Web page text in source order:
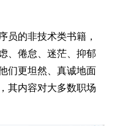
员的非技术类书籍，
、倦怠、迷茫、抑郁
们更坦然、真诚地面
其内容对大多数职场